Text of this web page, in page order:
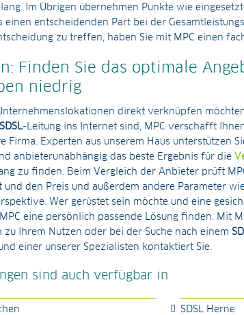
Im Übrigen übernehmen Punkte wie
einen entscheidenden Part bei der
zu treffen, haben Sie mit MPC einen
Finden Sie das optimale
niedrig
direkt verknüpfen
SDSL-Leitung ins Internet sind, MPC verschafft
Firma. Experten aus unserem Haus unterstützen
anbieterunabhängig das beste Ergebnis für die
zu finden. Beim Vergleich der Anbieter prüft
und den Preis und außerdem andere Parameter
Wer gerüstet sein möchte und eine
eine persönlich passende Lösung finden. Mit
zu Ihrem Nutzen oder bei der Suche nach einem
einer unserer Spezialisten kontaktiert Sie.
sind auch verfügbar in
SDSL Herne